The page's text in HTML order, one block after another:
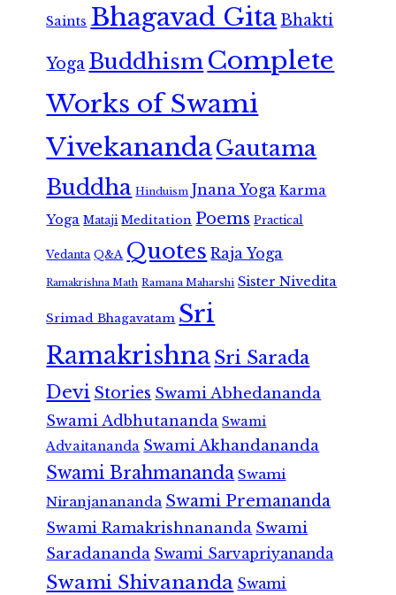
Saints Bhagavad GitaBhakti
Yoga Buddhism Complete
Works of Swami
VivekanandaGautama
Buddha Hinduism Jnana Yoga Karma
Yoga Mataji Meditation Poems Practical
Vedanta Q&A Quotes Raja Yoga
Ramakrishna Math Ramana Maharshi Sister Nivedita
Srimad Bhagavatam Sri
RamakrishnaSri Sarada
Devi Stories Swami Abhedananda
Swami Adbhutananda Swami
Advaitananda Swami Akhandananda
Swami Brahmananda Swami
Niranjanananda Swami Premananda
Swami Ramakrishnananda Swami
Saradananda Swami Sarvapriyananda
Swami Shivananda Swami